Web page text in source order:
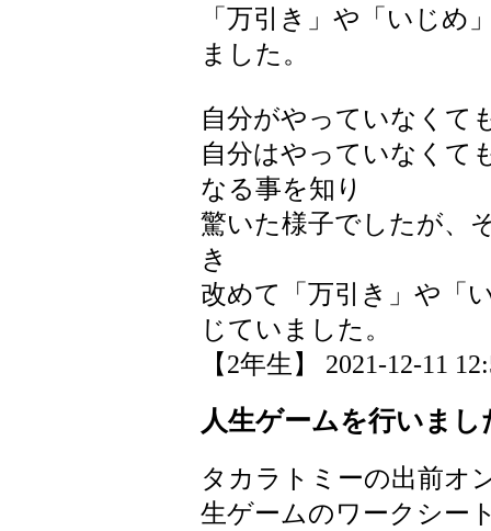
「万引き」や「いじめ
ました。
自分がやっていなくて
自分はやっていなくて
なる事を知り
驚いた様子でしたが、
き
改めて「万引き」や「
じていました。
【2年生】 2021-12-11
人生ゲームを行いまし
タカラトミーの出前オ
生ゲームのワークシー